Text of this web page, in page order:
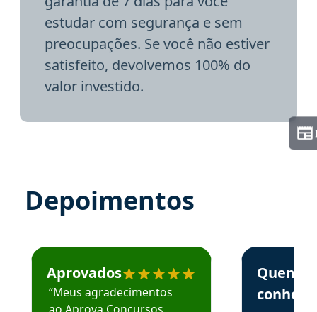
estudar com segurança e sem
preocupações. Se você não estiver
satisfeito, devolvemos 100% do
valor investido.
Depoimentos
Estudante José recomenda o Aprova Concursos em
Aprovados
“Meus agradecimentos
Estudante
Quem